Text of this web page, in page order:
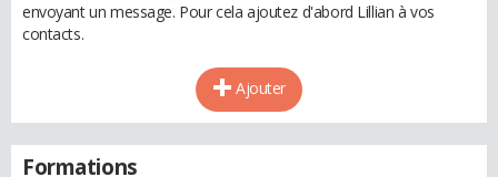
envoyant un message. Pour cela ajoutez d'abord Lillian à vos
contacts.
Ajouter
Formations